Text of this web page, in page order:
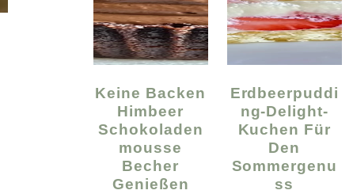
Keine Backen
Himbeer
Schokoladen
Mousse
Becher
Genießen
Erdbeerpuddi
Ng-Delight-
Kuchen Für
Den
Sommergenu
Ss